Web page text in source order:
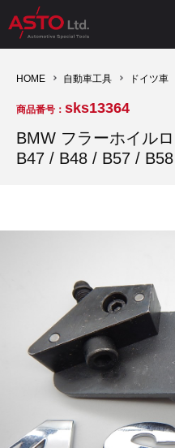
診断機（16）
キープログラマー（4）
オプション品（17）
TPMS（4）
その他（9）
診断テスター（10）
キープログラマー（20）
安定化電源ユニット（8）
バッテリーテスター（4）
古い車両用診断テスター（10）
バイク用診断テスター（7）
HCB TOOLS（45）
AST TOOLS（51）
ドイツ車（211）
イタリア/フランス車（27）
イギリス車（23）
アメリカ車（15）
オシロスコープ（2）
オシロ関連商品（9）
その他（8）
ドイツ車（427）
イタリア/フランス車（145）
スウェーデン車（45）
日本車（40）
ロシア（8）
ブレーキキャリパーリペアキッ
現品修理（77）
リビルト品（58）
イモビライザーOFF（1）
その他（6）
オシロスコープ（10）
アクセサリー（13）
HOME 自動車工具 ドイツ車
商品番号： sks13364
BMW フラーホイル
B47 / B48 / B57 /